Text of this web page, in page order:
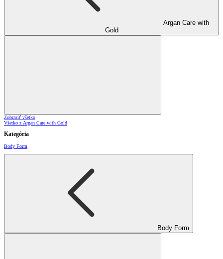
Argan Care with
Gold
Zobraziť všetko
Všetko z Argan Care with Gold
Kategória
Body Form
Body Form